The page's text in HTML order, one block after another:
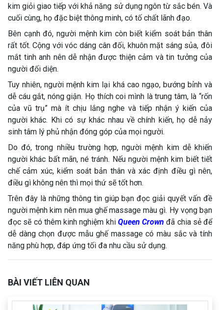
kim giỏi giao tiếp với khả năng sử dụng ngôn từ sắc bén. Và
cuối cùng, họ đặc biệt thông minh, có tố chất lãnh đạo.
Bên cạnh đó, người mệnh kim còn biết kiểm soát bản thân
rất tốt. Cộng với vóc dáng cân đối, khuôn mặt sáng sủa, đôi
mắt tinh anh nên dễ nhận được thiện cảm và tin tưởng của
người đối diện.
Tuy nhiên, người mệnh kim lại khá cao ngạo, bướng bỉnh và
dễ cáu gắt, nóng giận. Họ thích coi mình là trung tâm, là “rốn
của vũ trụ” mà ít chịu lắng nghe và tiếp nhận ý kiến của
người khác. Khi có sự khác nhau về chính kiến, họ dễ nảy
sinh tâm lý phủ nhận đóng góp của mọi người.
Do đó, trong nhiều trường hợp, người mệnh kim dễ khiến
người khác bất mãn, né tránh. Nếu người mệnh kim biết tiết
chế cảm xúc, kiểm soát bản thân và xác định điều gì nên,
điều gì không nên thì mọi thứ sẽ tốt hơn.
Trên đây là những thông tin giúp bạn đọc giải quyết vấn đề
người mệnh kim nên mua ghế massage màu gì. Hy vọng bạn
đọc sẽ có thêm kinh nghiệm khi Queen Crown đã chia sẻ để
dễ dàng chọn được mẫu ghế massage có màu sắc và tính
năng phù hợp, đáp ứng tối đa nhu cầu sử dụng.
BÀI VIẾT LIÊN QUAN